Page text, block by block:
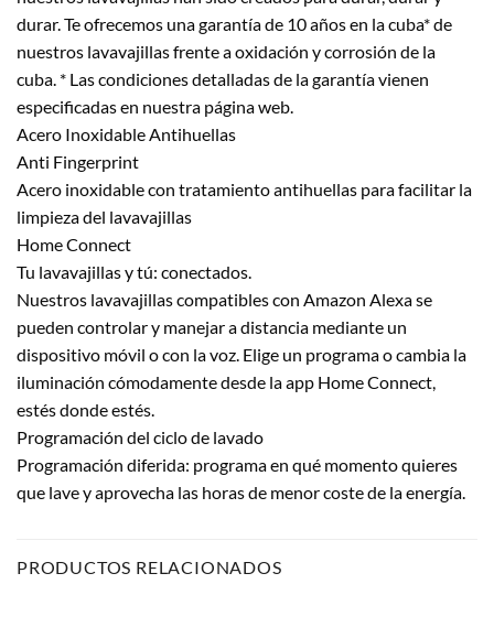
durar. Te ofrecemos una garantía de 10 años en la cuba* de
nuestros lavavajillas frente a oxidación y corrosión de la
cuba. * Las condiciones detalladas de la garantía vienen
especificadas en nuestra página web.
Acero Inoxidable Antihuellas
Anti Fingerprint
Acero inoxidable con tratamiento antihuellas para facilitar la
limpieza del lavavajillas
Home Connect
Tu lavavajillas y tú: conectados.
Nuestros lavavajillas compatibles con Amazon Alexa se
pueden controlar y manejar a distancia mediante un
dispositivo móvil o con la voz. Elige un programa o cambia la
iluminación cómodamente desde la app Home Connect,
estés donde estés.
Programación del ciclo de lavado
Programación diferida: programa en qué momento quieres
que lave y aprovecha las horas de menor coste de la energía.
PRODUCTOS RELACIONADOS